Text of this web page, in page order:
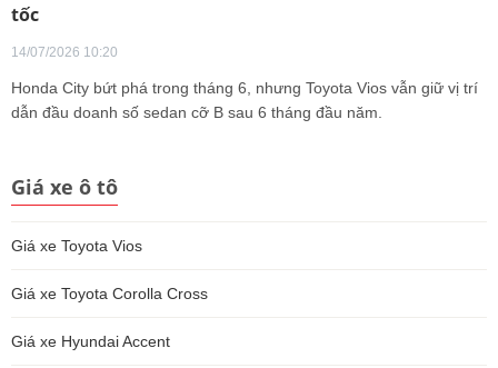
tốc
14/07/2026 10:20
Honda City bứt phá trong tháng 6, nhưng Toyota Vios vẫn giữ vị trí
dẫn đầu doanh số sedan cỡ B sau 6 tháng đầu năm.
Giá xe ô tô
Giá xe Toyota Vios
Giá xe Toyota Corolla Cross
Giá xe Hyundai Accent